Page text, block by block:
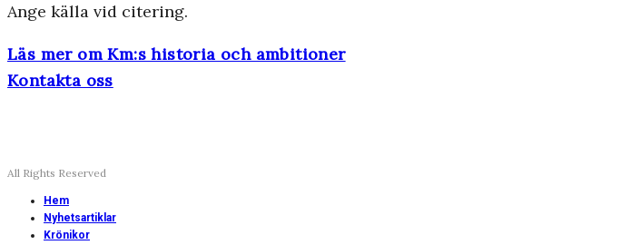
Ange källa vid citering.
Läs mer om Km:s historia och ambitioner
Kontakta oss
All Rights Reserved
Hem
Nyhetsartiklar
Krönikor